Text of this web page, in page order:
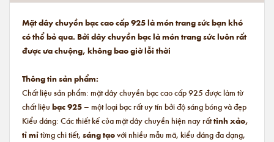
Mặt dây chuyền bạc cao cấp 925 là món trang sức bạn khó
có thể bỏ qua. Bởi dây chuyền bạc là món trang sức luôn rất
được ưa chuộng, không bao giờ lỗi thời
Thông tin sản phẩm:
Chất liệu sản phẩm: mặt dây chuyền bạc cao cấp 925 được làm từ
chất liệu bạc 925 – một loại bạc rất uy tín bởi độ sáng bóng và đẹp
Kiểu dáng: Các thiết kế của mặt dây chuyền hiện nay rấttinh xảo,
tỉ mỉtừng chi tiết, sáng tạovới nhiều mẫu mã, kiểu dáng đa dạng,